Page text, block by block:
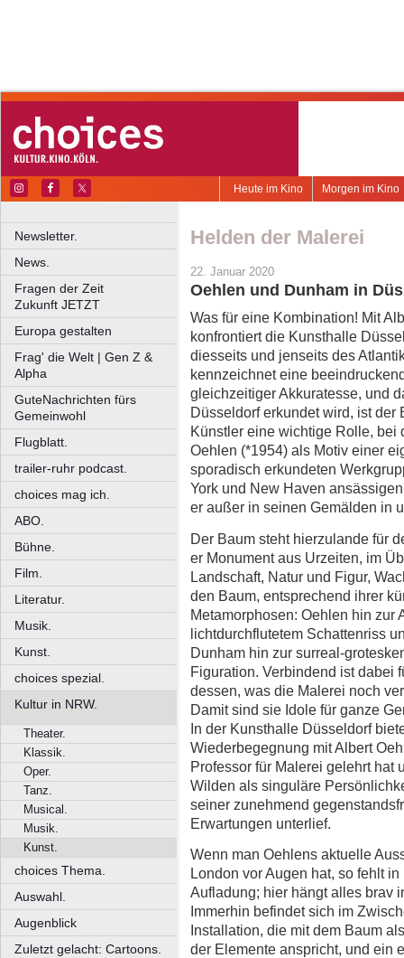
Morgen im Kino
Heute im Kino
Newsletter.
News.
Fragen der Zeit
Zukunft JETZT
Europa gestalten
Frag' die Welt | Gen Z &
Alpha
GuteNachrichten fürs
Gemeinwohl
Flugblatt.
trailer-ruhr podcast.
choices mag ich.
ABO.
Bühne.
Film.
Literatur.
Musik.
Kunst.
choices spezial.
Kultur in NRW.
Theater.
Klassik.
Oper.
Tanz.
Musical.
Musik.
Kunst.
choices Thema.
Auswahl.
Augenblick
Zuletzt gelacht: Cartoons.
Helden der Malerei
22. Januar 2020
Oehlen und Dunham in
Was für eine Kombination! Mit
konfrontiert die Kunsthalle
diesseits und jenseits des
kennzeichnet eine
gleichzeitiger Akkuratesse, und
Düsseldorf erkundet wird, ist der
Künstler eine wichtige Rolle,
Oehlen (*1954) als Motiv einer
sporadisch erkundeten
York und New Haven
er außer in seinen Gemälden in
Der Baum steht hierzulande für
er Monument aus Urzeiten, im
Landschaft, Natur und Figur,
den Baum, entsprechend ihrer
Metamorphosen: Oehlen hin zur
lichtdurchflutetem Schattenriss
Dunham hin zur surreal-
Figuration. Verbindend ist dabei
dessen, was die Malerei noch
Damit sind sie Idole für ganze
In der Kunsthalle Düsseldorf
Wiederbegegnung mit Albert
Professor für Malerei gelehrt hat
Wilden als singuläre
seiner zunehmend
Erwartungen unterlief.
Wenn man Oehlens aktuelle
London vor Augen hat, so fehlt
Aufladung; hier hängt alles brav
Immerhin befindet sich im
Installation, die mit dem Baum
der Elemente anspricht, und ein